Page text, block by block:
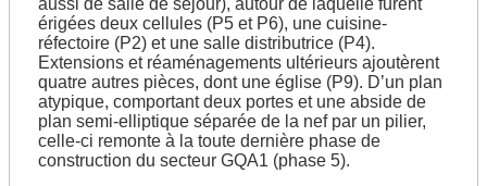
Balat
érigées deux cellules (P5 et P6), une cuisine-
réfectoire (P2) et une salle distributrice (P4).
Extensions et réaménagements ultérieurs ajoutèrent
quatre autres pièces, dont une église (P9). D’un plan
atypique, comportant deux portes et une abside de
plan semi-elliptique séparée de la nef par un pilier,
celle-ci remonte à la toute dernière phase de
construction du secteur GQA1 (phase 5).